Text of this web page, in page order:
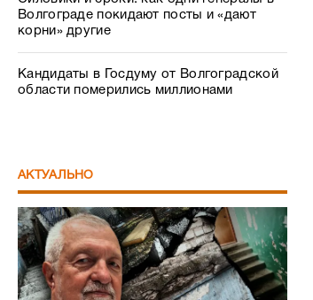
Волгограде покидают посты и «дают
корни» другие
Кандидаты в Госдуму от Волгоградской
области померились миллионами
АКТУАЛЬНО